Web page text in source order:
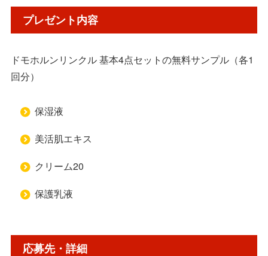
プレゼント内容
ドモホルンリンクル 基本4点セットの無料サンプル（各1
回分）
保湿液
美活肌エキス
クリーム20
保護乳液
応募先・詳細